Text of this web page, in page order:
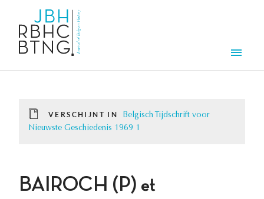
VERSCHIJNT IN
Belgisch Tijdschrift voor
Nieuwste Geschiedenis 1969 1
BAIROCH (P) et